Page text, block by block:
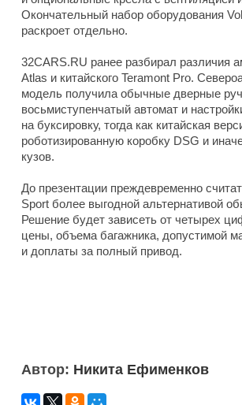
Окончательный набор оборудования
раскроет отдельно.
32CARS.RU ранее разбирал различия
Atlas и китайского Teramont Pro.
модель получила обычные дверные
восьмиступенчатый автомат и
на буксировку, тогда как китайская
роботизированную коробку DSG и
кузов.
До презентации преждевременно
Sport более выгодной альтернативой
Решение будет зависеть от четырех
цены, объема багажника, допустимой
и доплаты за полный привод.
Автор: Никита Ефименков